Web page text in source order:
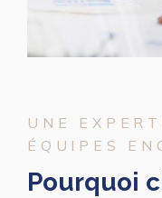
UNE
ÉQUIPES
Pourquoi